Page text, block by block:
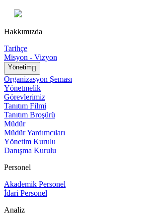
Hakkımızda
Tarihçe
Misyon - Vizyon
Yönetim
Organizasyon Şeması
Yönetmelik
Görevlerimiz
Tanıtım Filmi
Tanıtım Broşürü
Müdür
Müdür Yardımcıları
Yönetim Kurulu
Danışma Kurulu
Personel
Akademik Personel
İdari Personel
Analiz